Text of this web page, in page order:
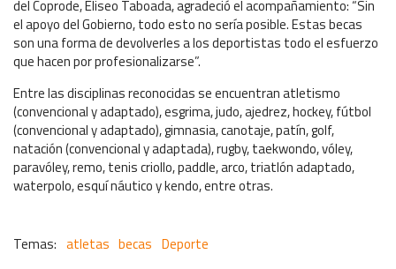
del Coprode, Eliseo Taboada, agradeció el acompañamiento: “Sin
el apoyo del Gobierno, todo esto no sería posible. Estas becas
son una forma de devolverles a los deportistas todo el esfuerzo
que hacen por profesionalizarse”.
Entre las disciplinas reconocidas se encuentran atletismo
(convencional y adaptado), esgrima, judo, ajedrez, hockey, fútbol
(convencional y adaptado), gimnasia, canotaje, patín, golf,
natación (convencional y adaptada), rugby, taekwondo, vóley,
paravóley, remo, tenis criollo, paddle, arco, triatlón adaptado,
waterpolo, esquí náutico y kendo, entre otras.
atletas becas Deporte